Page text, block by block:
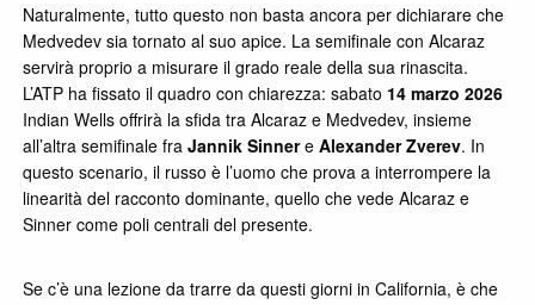
Naturalmente, tutto questo non basta ancora per dichiarare che
Medvedev sia tornato al suo apice. La semifinale con Alcaraz
servirà proprio a misurare il grado reale della sua rinascita.
L’ATP ha fissato il quadro con chiarezza: sabato 14 marzo 2026
Indian Wells offrirà la sfida tra Alcaraz e Medvedev, insieme
all’altra semifinale fraJannik SinnereAlexander Zverev. In
questo scenario, il russo è l’uomo che prova a interrompere la
linearità del racconto dominante, quello che vede Alcaraz e
Sinner come poli centrali del presente.
Se c’è una lezione da trarre da questi giorni in California, è che